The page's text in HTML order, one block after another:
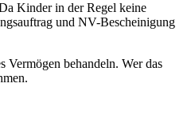
Kinder in der Regel keine
und NV-Bescheinigung
behandeln. Wer das